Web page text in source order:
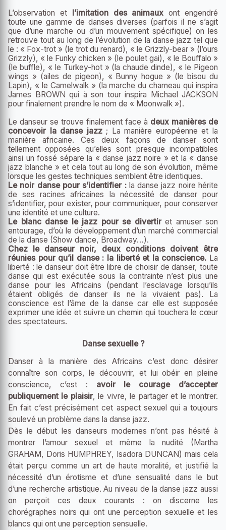
L’observation et l’imitation des animaux ont engendré
toute une gamme de danses diverses (parfois il ne s’agit
que d’une marche ou d’un mouvement spécifique) on les
retrouve tout au long de l’évolution de la danse jazz tel que
le : « Fox-trot » (le trot du renard), « le Grizzly-bear » (l’ours
Grizzly), « le Funky chicken » (le poulet gai), « le Bouffalo »
(le buffle), « le Turkey-hot » (la chaude dinde), « le Pigeon
wings » (ailes de pigeon), « Bunny hogue » (le bisou du
Lapin), « le Camelwalk » (la marche du chameau qui inspira
James BROWN qui à son tour inspira Michael JACKSON
pour finalement prendre le nom de « Moonwalk »).
Le danseur se trouve finalement face à deux manières de
concevoir la danse jazz; La manière européenne et la
manière africaine. Ces deux façons de danser sont
tellement opposées qu’elles sont presque incompatibles
ainsi un fossé sépare la « danse jazz noire » et la « danse
jazz blanche » et cela tout au long de son évolution, même
lorsque les gestes techniques semblent être identiques.
Le noir danse pour s’identifier :la danse jazz noire hérite
de ses racines africaines la nécessité de danser pour
s’identifier, pour exister, pour communiquer, pour conserver
une identité et une culture.
Le blanc danse le jazz pour se divertiret amuser son
entourage, d’où le développement d’un marché commercial
de la danse (Show dance, Broadway…).
Chez le danseur noir, deux conditions doivent être
réunies pour qu’il danse : la liberté et la conscience. La
liberté : le danseur doit être libre de choisir de danser, toute
danse qui est exécutée sous la contrainte n’est plus une
danse pour les Africains (pendant l’esclavage lorsqu’ils
étaient obligés de danser ils ne la vivaient pas). La
conscience est l’âme de la danse car elle est supposée
exprimer une idée et suivre un chemin qui touchera le cœur
des spectateurs.
Danse sexuelle ?
Danser à la manière des Africains c’est donc désirer
connaître son corps, le découvrir, et lui obéir en pleine
conscience, c’est : avoir le courage d’accepter
publiquement le plaisir, le vivre, le partager et le montrer.
En fait c’est précisément cet aspect sexuel qui a toujours
soulevé un problème dans la danse jazz.
Dès le début les danseurs modernes n’ont pas hésité à
montrer l’amour sexuel et même la nudité (Martha
GRAHAM, Doris HUMPHREY, Isadora DUNCAN) mais cela
était perçu comme un art de haute moralité, et justifié la
nécessité d’un érotisme et d’une sensualité dans le but
d’une recherche artistique. Au niveau de la danse jazz aussi
on perçoit ces deux courants : on discerne les
chorégraphes noirs qui ont une perception sexuelle et les
blancs qui ont une perception sensuelle.